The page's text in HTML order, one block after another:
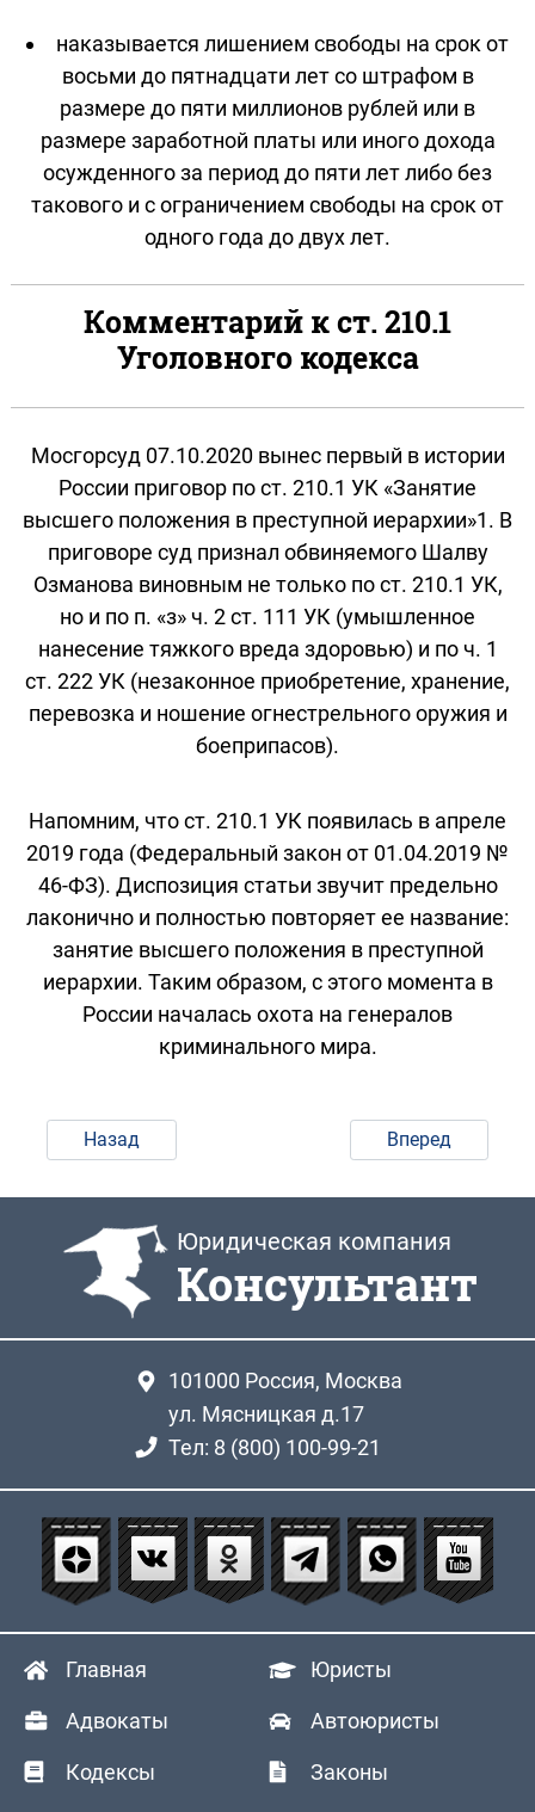
наказывается лишением свободы на срок от
восьми до пятнадцати лет со штрафом в
размере до пяти миллионов рублей или в
размере заработной платы или иного дохода
осужденного за период до пяти лет либо без
такового и с ограничением свободы на срок от
одного года до двух лет.
Комментарий к ст. 210.1
Уголовного кодекса
Мосгорсуд 07.10.2020 вынес первый в истории
России приговор по ст. 210.1 УК «Занятие
высшего положения в преступной иерархии»1. В
приговоре суд признал обвиняемого Шалву
Озманова виновным не только по ст. 210.1 УК,
но и по п. «з» ч. 2 ст. 111 УК (умышленное
нанесение тяжкого вреда здоровью) и по ч. 1
ст. 222 УК (незаконное приобретение, хранение,
перевозка и ношение огнестрельного оружия и
боеприпасов).
Напомним, что ст. 210.1 УК появилась в апреле
2019 года (Федеральный закон от 01.04.2019 №
46-ФЗ). Диспозиция статьи звучит предельно
лаконично и полностью повторяет ее название:
занятие высшего положения в преступной
иерархии. Таким образом, с этого момента в
России началась охота на генералов
криминального мира.
Назад Вперед
Юридическая компания
Консультант
101000 Россия, Москва
ул. Мясницкая д.17
Тел: 8 (800) 100-99-21
Главная Юристы
Адвокаты Автоюристы
Кодексы Законы